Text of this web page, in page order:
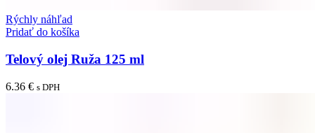
Rýchly náhľad
Pridať do košíka
Telový olej Ruža 125 ml
6.36 € s DPH